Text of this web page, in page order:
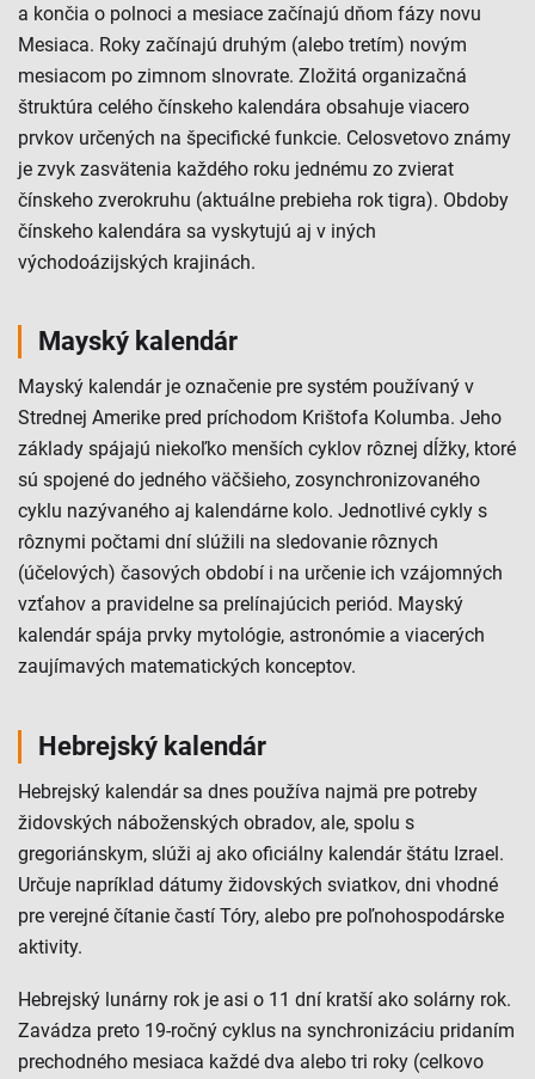
a končia o polnoci a mesiace začínajú dňom fázy novu
Mesiaca. Roky začínajú druhým (alebo tretím) novým
mesiacom po zimnom slnovrate. Zložitá organizačná
štruktúra celého čínskeho kalendára obsahuje viacero
prvkov určených na špecifické funkcie. Celosvetovo známy
je zvyk zasvätenia každého roku jednému zo zvierat
čínskeho zverokruhu (aktuálne prebieha rok tigra). Obdoby
čínskeho kalendára sa vyskytujú aj v iných
východoázijských krajinách.
Mayský kalendár
Mayský kalendár je označenie pre systém používaný v
Strednej Amerike pred príchodom Krištofa Kolumba. Jeho
základy spájajú niekoľko menších cyklov rôznej dĺžky, ktoré
sú spojené do jedného väčšieho, zosynchronizovaného
cyklu nazývaného aj kalendárne kolo. Jednotlivé cykly s
rôznymi počtami dní slúžili na sledovanie rôznych
(účelových) časových období i na určenie ich vzájomných
vzťahov a pravidelne sa prelínajúcich periód. Mayský
kalendár spája prvky mytológie, astronómie a viacerých
zaujímavých matematických konceptov.
Hebrejský kalendár
Hebrejský kalendár sa dnes používa najmä pre potreby
židovských náboženských obradov, ale, spolu s
gregoriánskym, slúži aj ako oficiálny kalendár štátu Izrael.
Určuje napríklad dátumy židovských sviatkov, dni vhodné
pre verejné čítanie častí Tóry, alebo pre poľnohospodárske
aktivity.
Hebrejský lunárny rok je asi o 11 dní kratší ako solárny rok.
Zavádza preto 19-ročný cyklus na synchronizáciu pridaním
prechodného mesiaca každé dva alebo tri roky (celkovo